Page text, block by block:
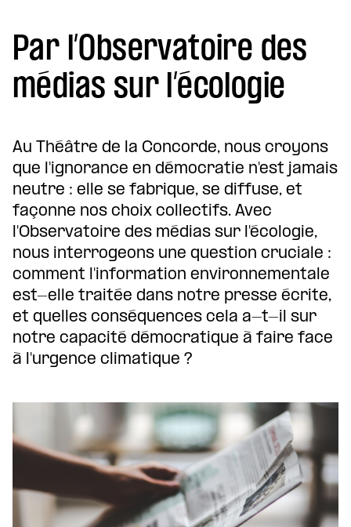
Par l’Observatoire des
médias sur l’écologie
Au Théâtre de la Concorde, nous croyons
que l'ignorance en démocratie n'est jamais
neutre : elle se fabrique, se diffuse, et
façonne nos choix collectifs. Avec
l'Observatoire des médias sur l'écologie,
nous interrogeons une question cruciale :
comment l'information environnementale
est-elle traitée dans notre presse écrite,
et quelles conséquences cela a-t-il sur
notre capacité démocratique à faire face
à l'urgence climatique ?